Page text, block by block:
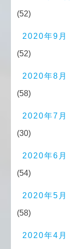
(52)
2020年9月
(52)
2020年8月
(58)
2020年7月
(30)
2020年6月
(54)
2020年5月
(58)
2020年4月